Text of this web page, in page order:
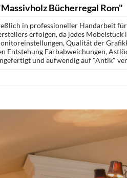
Bücherregal Rom"
in professioneller Handarbeit
erfolgen, da jedes
Qualität der
Entstehung Farbabweichungen,
und aufwendig auf "Antik"